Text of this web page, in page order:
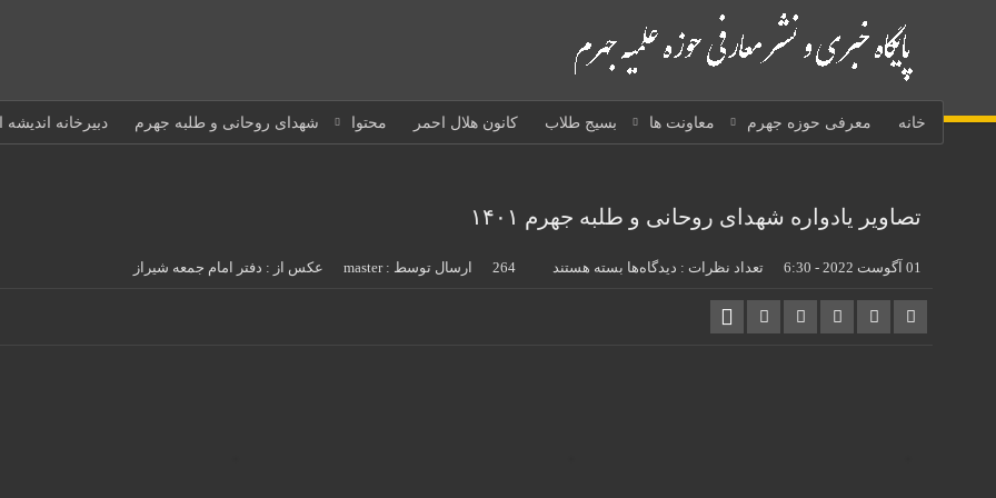
خانه معرفی حوزه جهرم معاونت ها بسیج طلاب کانون هلال احمر محتوا شهدای روحانی و طلبه جهرم دبیرخانه
تصاویر یادواره شهدای روحانی و طلبه جهرم ۱۴۰۱
01 آگوست 2022 - 6:30 تعداد نظرات : دیدگاه‌ها برای
بسته هستند ارسال توسط :master عکس از : دفتر امام جمعه شیراز